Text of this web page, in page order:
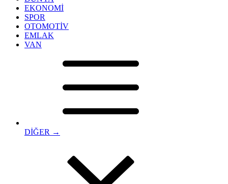
EKONOMİ
SPOR
OTOMOTİV
EMLAK
VAN
DİĞER →